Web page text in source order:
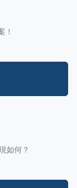
！
如何？